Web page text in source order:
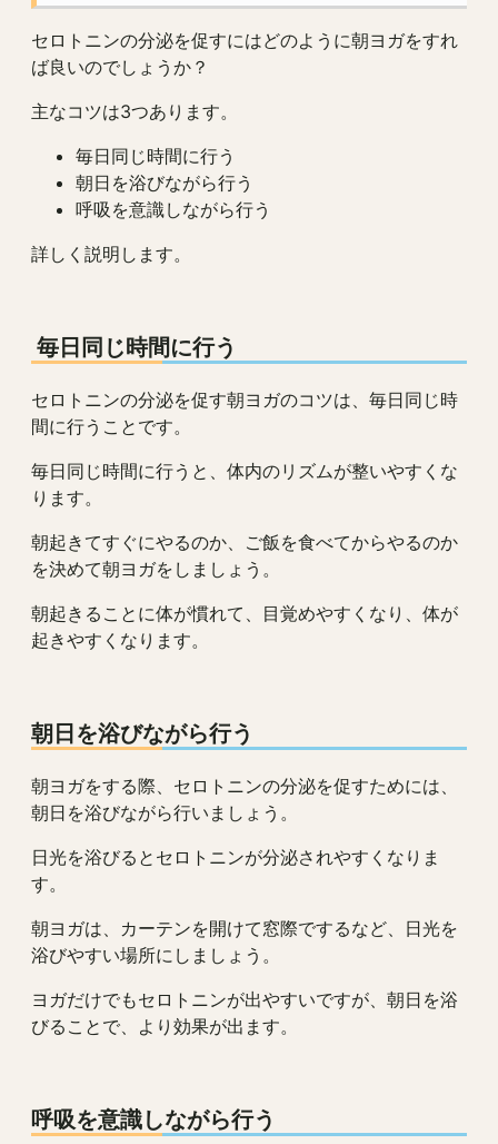
セロトニンの分泌を促すにはどのように朝ヨガをすれ
ば良いのでしょうか？
主なコツは3つあります。
毎日同じ時間に行う
朝日を浴びながら行う
呼吸を意識しながら行う
詳しく説明します。
毎日同じ時間に行う
セロトニンの分泌を促す朝ヨガのコツは、毎日同じ時
間に行うことです。
毎日同じ時間に行うと、体内のリズムが整いやすくな
ります。
朝起きてすぐにやるのか、ご飯を食べてからやるのか
を決めて朝ヨガをしましょう。
朝起きることに体が慣れて、目覚めやすくなり、体が
起きやすくなります。
朝日を浴びながら行う
朝ヨガをする際、セロトニンの分泌を促すためには、
朝日を浴びながら行いましょう。
日光を浴びるとセロトニンが分泌されやすくなりま
す。
朝ヨガは、カーテンを開けて窓際でするなど、日光を
浴びやすい場所にしましょう。
ヨガだけでもセロトニンが出やすいですが、朝日を浴
びることで、より効果が出ます。
呼吸を意識しながら行う